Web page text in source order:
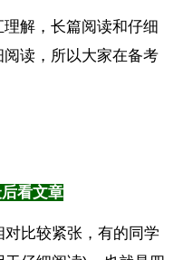
解，长篇阅读和仔细
读，所以大家在备考
看文章
比较紧张，有的同学